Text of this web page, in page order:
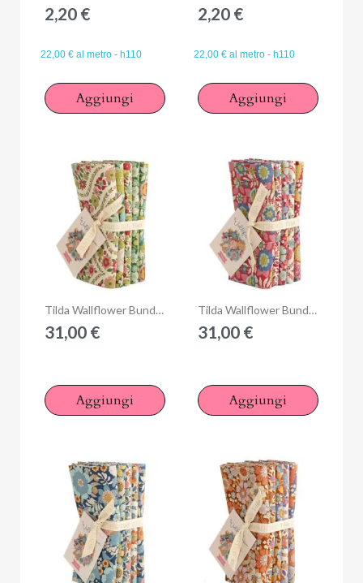
2,20 €
22,00 € al metro - h110
Aggiungi
2,20 €
22,00 € al metro - h110
Aggiungi
Anteprima Tilda Wallflower Bundle Green, 5 Fat Quarter da 50 x 55 cm Verde
31,00 €
Aggiungi
Anteprima Tilda Wallflower Bundle Burgundy, 5 Fat Quarter da 50 x 55 cm Rosso Borgogna
31,00 €
Aggiungi